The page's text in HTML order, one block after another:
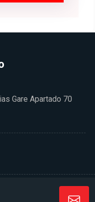
Gare Apartado 70